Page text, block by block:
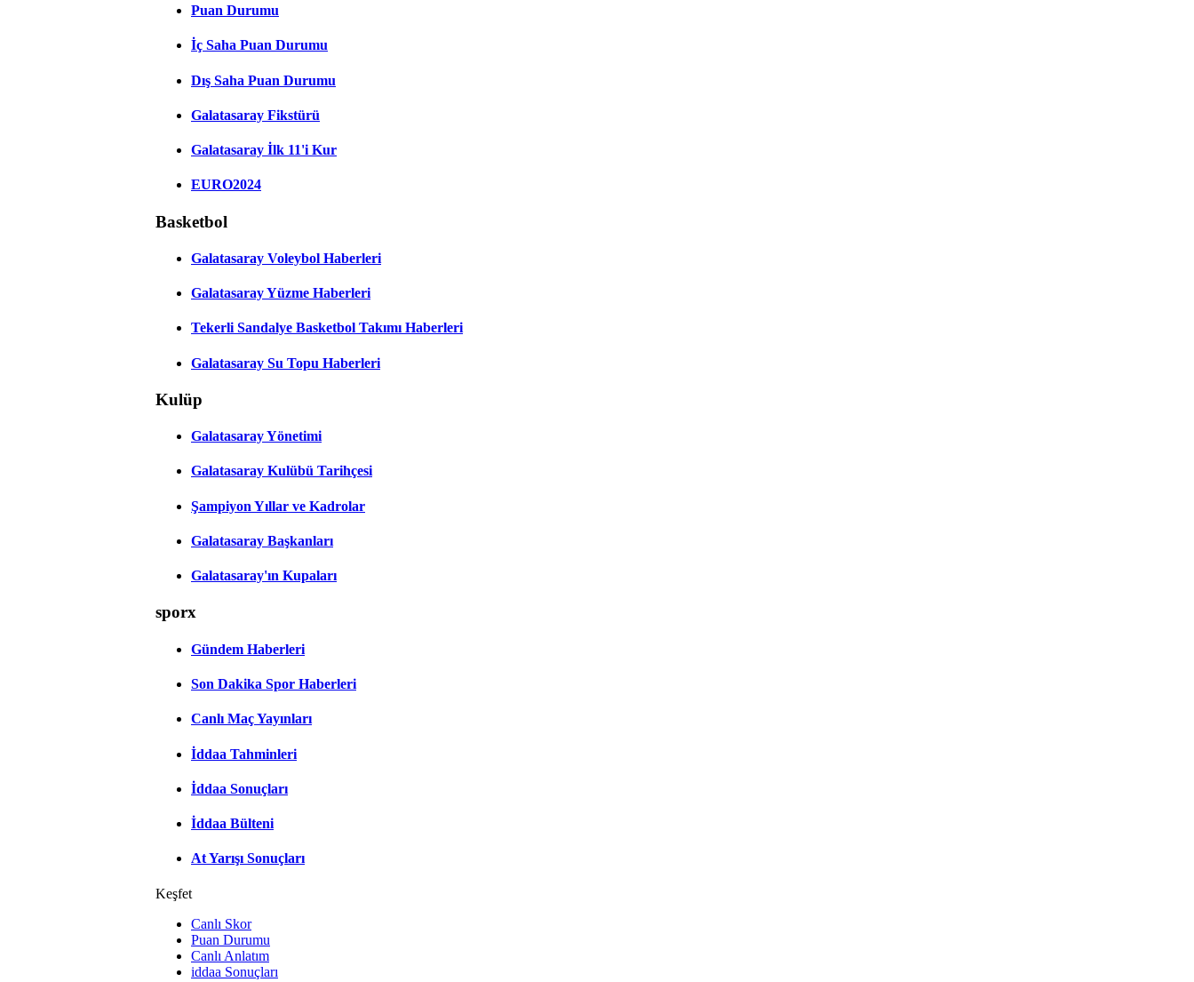
Puan Durumu
İç Saha Puan Durumu
Dış Saha Puan Durumu
Galatasaray Fikstürü
Galatasaray İlk 11'i Kur
EURO2024
Basketbol
Galatasaray Voleybol Haberleri
Galatasaray Yüzme Haberleri
Tekerli Sandalye Basketbol Takımı Haberleri
Galatasaray Su Topu Haberleri
Kulüp
Galatasaray Yönetimi
Galatasaray Kulübü Tarihçesi
Şampiyon Yıllar ve Kadrolar
Galatasaray Başkanları
Galatasaray'ın Kupaları
sporx
Gündem Haberleri
Son Dakika Spor Haberleri
Canlı Maç Yayınları
İddaa Tahminleri
İddaa Sonuçları
İddaa Bülteni
At Yarışı Sonuçları
Keşfet
Canlı Skor
Puan Durumu
Canlı Anlatım
iddaa Sonuçları